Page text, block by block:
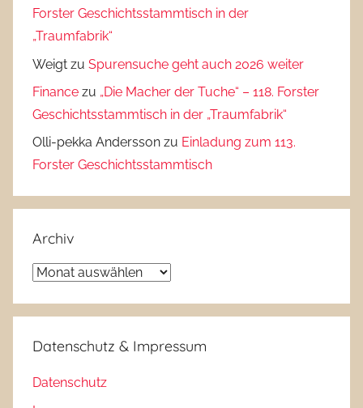
Forster Geschichtsstammtisch in der
„Traumfabrik“
Weigt zu Spurensuche geht auch 2026 weiter
Finance zu „Die Macher der Tuche“ – 118. Forster
Geschichtsstammtisch in der „Traumfabrik“
Olli-pekka Andersson zu Einladung zum 113.
Forster Geschichtsstammtisch
Archiv
Archiv
Datenschutz & Impressum
Datenschutz